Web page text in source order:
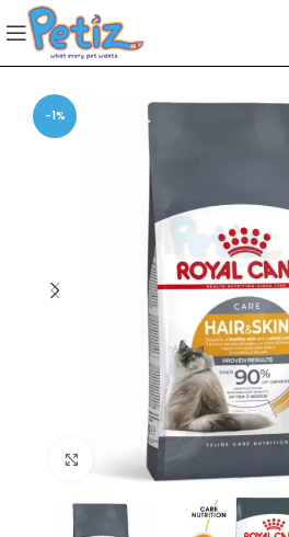
-1%
Cliquez pour agrandir